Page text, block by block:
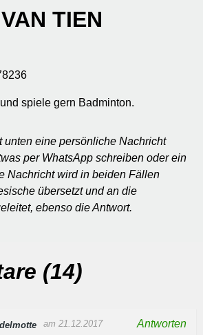
TIEN
spiele gern Badminton.
unten eine persönliche Nachricht
per WhatsApp schreiben oder ein
Nachricht wird in beiden Fällen
übersetzt und an die
ebenso die Antwort.
(14)
am 21.12.2017 Antworten